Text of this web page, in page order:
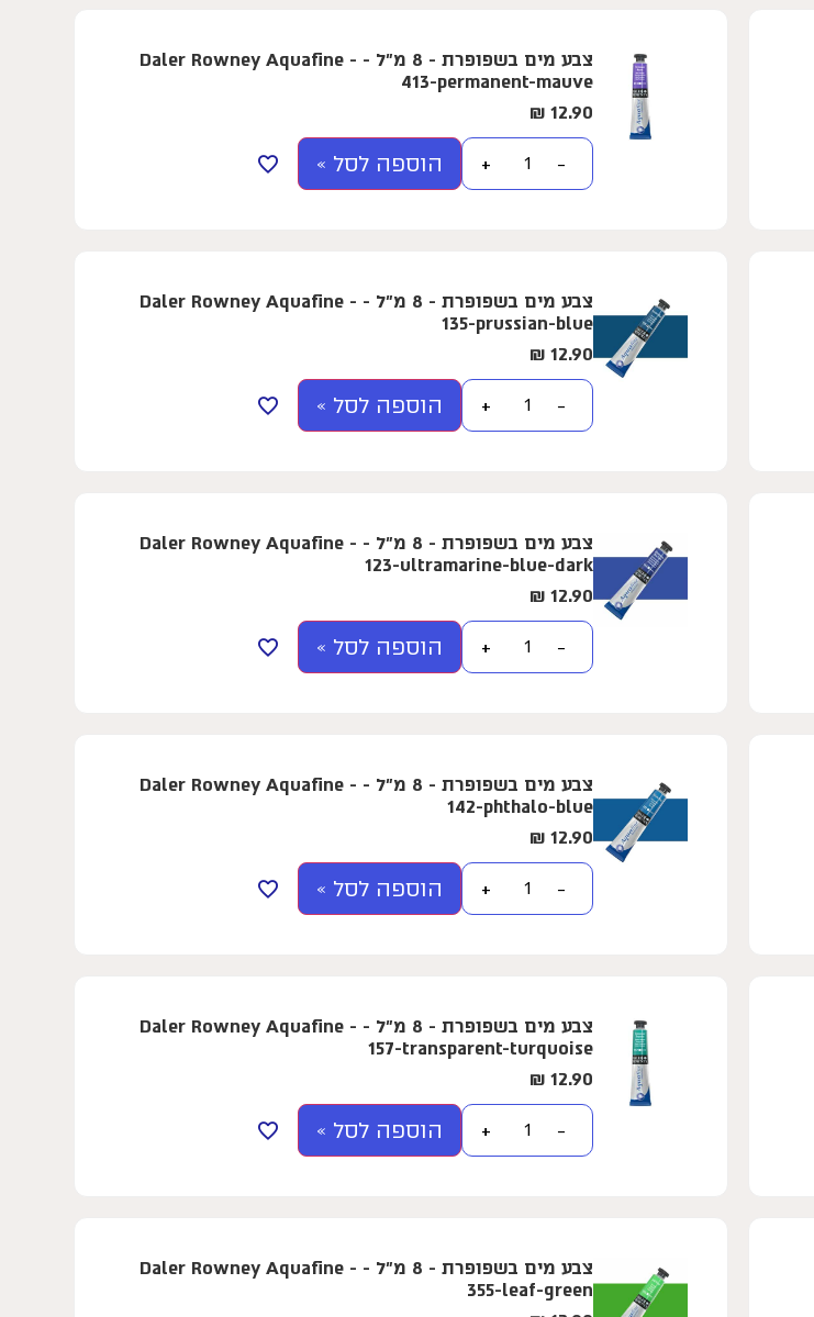
צבע מים בשפופרת - 8 מ"ל - Daler Rowney Aquafine -
413-permanent-mauve
12.90
₪
הוספה לסל » −
+
צבע מים בשפופרת - 8 מ"ל - Daler Rowney Aquafine -
135-prussian-blue
12.90
₪
הוספה לסל » −
+
צבע מים בשפופרת - 8 מ"ל - Daler Rowney Aquafine -
123-ultramarine-blue-dark
12.90
₪
הוספה לסל » −
+
צבע מים בשפופרת - 8 מ"ל - Daler Rowney Aquafine -
142-phthalo-blue
12.90
₪
הוספה לסל » −
+
צבע מים בשפופרת - 8 מ"ל - Daler Rowney Aquafine -
157-transparent-turquoise
12.90
₪
הוספה לסל » −
+
צבע מים בשפופרת - 8 מ"ל - Daler Rowney Aquafine -
355-leaf-green